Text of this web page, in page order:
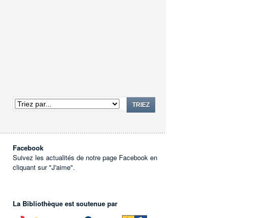
TRIEZ
Facebook
Suivez les actualités de notre page Facebook en
cliquant sur "J'aime".
La Bibliothèque est soutenue par